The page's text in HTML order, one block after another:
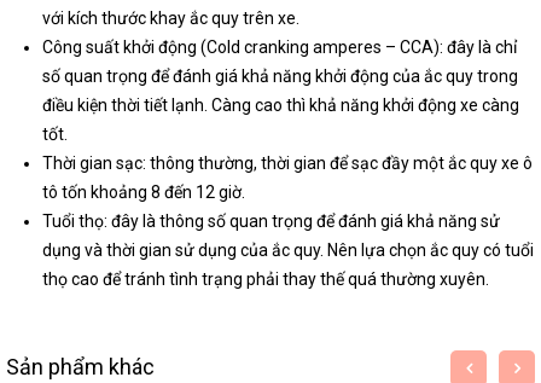
với kích thước khay ắc quy trên xe.
Công suất khởi động (Cold cranking amperes – CCA): đây là chỉ
số quan trọng để đánh giá khả năng khởi động của ắc quy trong
điều kiện thời tiết lạnh. Càng cao thì khả năng khởi động xe càng
tốt.
Thời gian sạc: thông thường, thời gian để sạc đầy một ắc quy xe ô
tô tốn khoảng 8 đến 12 giờ.
Tuổi thọ: đây là thông số quan trọng để đánh giá khả năng sử
dụng và thời gian sử dụng của ắc quy. Nên lựa chọn ắc quy có tuổi
thọ cao để tránh tình trạng phải thay thế quá thường xuyên.
Sản phẩm khác